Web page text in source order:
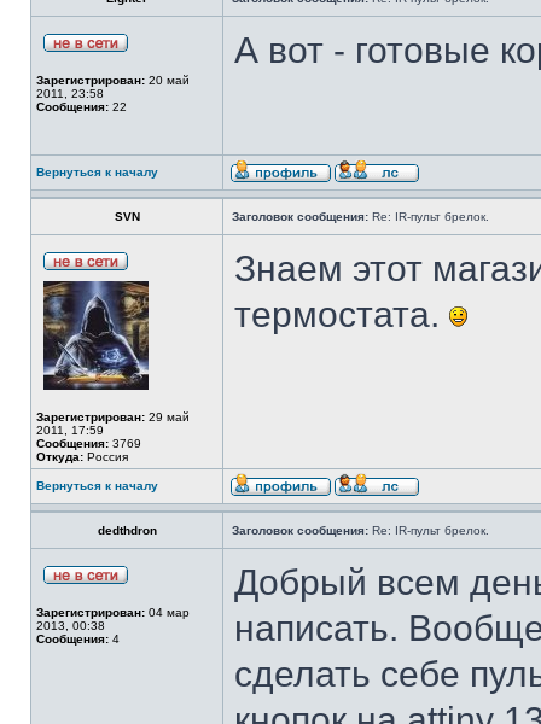
Зарегистрирован: 20 май
2011, 23:58
Сообщения: 22
А вот - готовые
Вернуться к началу
SVN Заголовок сообщения: Re: IR-пульт брелок.
Зарегистрирован: 29 май
2011, 17:59
Сообщения: 3769
Откуда: Россия
Знаем этот
термостата.
Вернуться к началу
dedthdron Заголовок сообщения: Re: IR-пульт брелок.
Зарегистрирован: 04 мар
2013, 00:38
Сообщения: 4
Добрый всем
написать.
сделать себе